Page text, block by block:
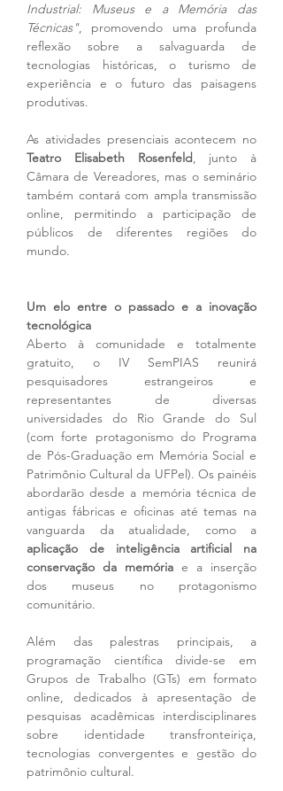
Industrial: Museus e a Memória das
Técnicas", promovendo uma profunda
reflexão sobre a salvaguarda de
tecnologias históricas, o turismo de
experiência e o futuro das paisagens
produtivas.
Teatro Elisabeth Rosenfeld, junto à
Câmara de Vereadores, mas o seminário
também contará com ampla transmissão
online, permitindo a participação de
públicos de diferentes regiões do
mundo.
Um elo entre o passado e a inovação
tecnológica
Aberto à comunidade e totalmente
gratuito, o IV SemPIAS reunirá
pesquisadores estrangeiros e
representantes de diversas
universidades do Rio Grande do Sul
(com forte protagonismo do Programa
de Pós-Graduação em Memória Social e
Patrimônio Cultural da UFPel). Os painéis
abordarão desde a memória técnica de
antigas fábricas e oficinas até temas na
aplicação de inteligência artificial na
conservação da memória e a inserção
dos museus no protagonismo
comunitário.
Além das palestras principais, a
programação científica divide-se em
Grupos de Trabalho (GTs) em formato
online, dedicados à apresentação de
pesquisas acadêmicas interdisciplinares
sobre identidade transfronteiriça,
tecnologias convergentes e gestão do
patrimônio cultural.